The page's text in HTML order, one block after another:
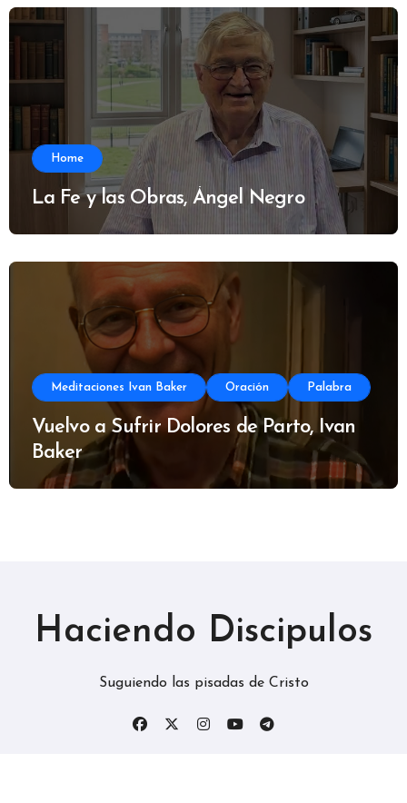
Home
La Fe y las Obras, Ángel Negro
Meditaciones Ivan Baker Oración Palabra
Vuelvo a Sufrir Dolores de Parto, Ivan
Baker
Haciendo Discipulos
Suguiendo las pisadas de Cristo